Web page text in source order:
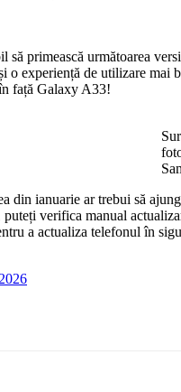
să primească următoarea
o experiență de utilizare mai
față Galaxy A33!
din ianuarie ar trebui să
puteți verifica manual
a actualiza telefonul în